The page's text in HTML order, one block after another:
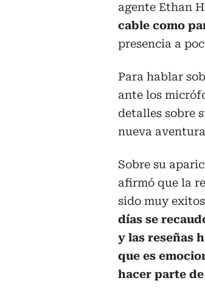
agente Ethan
cable como
presencia a
Para hablar
ante los
detalles sobre
nueva
Sobre su
afirmó que la
sido muy
días se
y las reseñas
que es
hacer parte de